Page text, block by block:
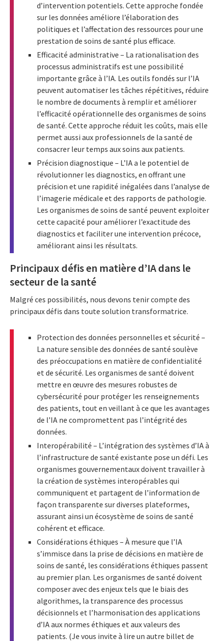
d’intervention potentiels. Cette approche fondée
sur les données améliore l’élaboration des
politiques et l’affectation des ressources pour une
prestation de soins de santé plus efficace.
Efficacité administrative – La rationalisation des
processus administratifs est une possibilité
importante grâce à l’IA. Les outils fondés sur l’IA
peuvent automatiser les tâches répétitives, réduire
le nombre de documents à remplir et améliorer
l’efficacité opérationnelle des organismes de soins
de santé. Cette approche réduit les coûts, mais elle
permet aussi aux professionnels de la santé de
consacrer leur temps aux soins aux patients.
Précision diagnostique – L’IA a le potentiel de
révolutionner les diagnostics, en offrant une
précision et une rapidité inégalées dans l’analyse de
l’imagerie médicale et des rapports de pathologie.
Les organismes de soins de santé peuvent exploiter
cette capacité pour améliorer l’exactitude des
diagnostics et faciliter une intervention précoce,
améliorant ainsi les résultats.
Principaux défis en matière d’IA dans le
secteur de la santé
Malgré ces possibilités, nous devons tenir compte des
principaux défis dans toute solution transformatrice.
Protection des données personnelles et sécurité –
La nature sensible des données de santé soulève
des préoccupations en matière de confidentialité
et de sécurité. Les organismes de santé doivent
mettre en œuvre des mesures robustes de
cybersécurité pour protéger les renseignements
des patients, tout en veillant à ce que les avantages
de l’IA ne compromettent pas l’intégrité des
données.
Interopérabilité – L’intégration des systèmes d’IA à
l’infrastructure de santé existante pose un défi. Les
organismes gouvernementaux doivent travailler à
la création de systèmes interopérables qui
communiquent et partagent de l’information de
façon transparente sur diverses plateformes,
assurant ainsi un écosystème de soins de santé
cohérent et efficace.
Considérations éthiques – À mesure que l’IA
s’immisce dans la prise de décisions en matière de
soins de santé, les considérations éthiques passent
au premier plan. Les organismes de santé doivent
composer avec des enjeux tels que le biais des
algorithmes, la transparence des processus
décisionnels et l’harmonisation des applications
d’IA aux normes éthiques et aux valeurs des
patients. (Je vous invite à lire un autre billet de